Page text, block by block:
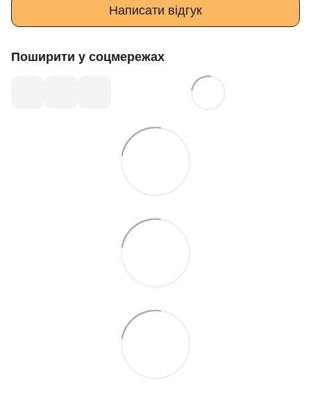
Написати відгук
Поширити у соцмережах